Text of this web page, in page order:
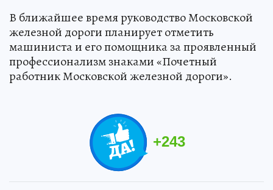
В ближайшее время руководство Московской
железной дороги планирует отметить
машиниста и его помощника за проявленный
профессионализм знаками «Почетный
работник Московской железной дороги».
+243